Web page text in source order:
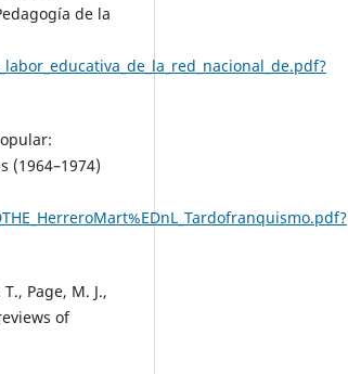
de la
(1964–1974)
Page, M. J.,
of